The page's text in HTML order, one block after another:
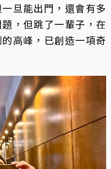
旦能出門，還會有多
，但跳了一輩子，在
高峰，已創造一項奇